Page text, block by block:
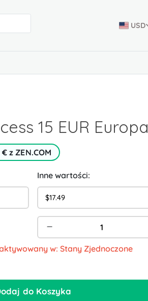
USD
15 EUR Europa
z ZEN.COM
Inne wartości:
$17.49
w: Stany Zjednoczone
do Koszyka